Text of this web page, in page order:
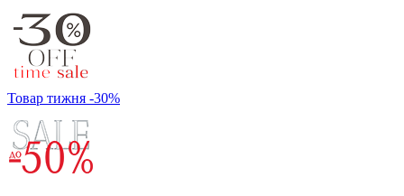
Товар тижня -30%